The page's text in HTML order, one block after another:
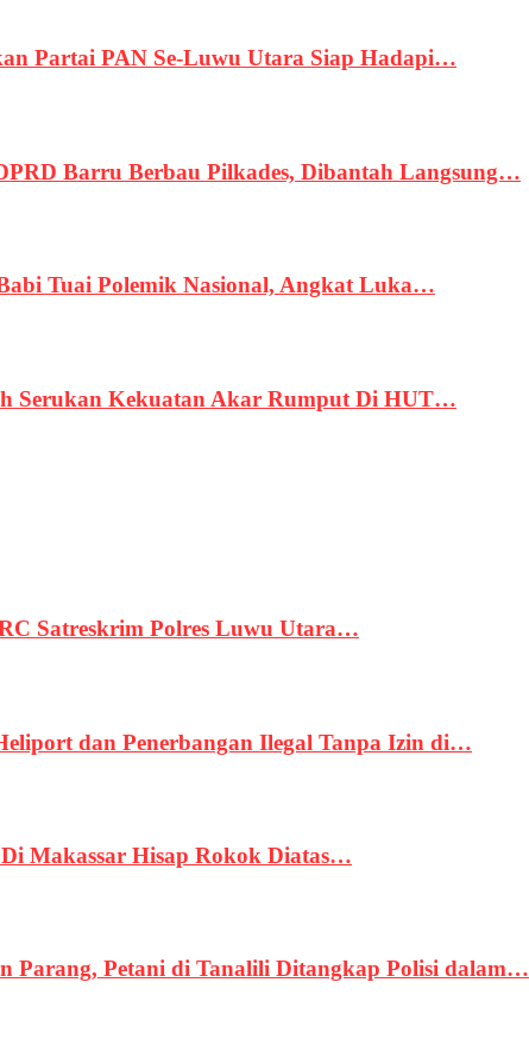
Partai PAN Se-Luwu Utara Siap Hadapi…
Barru Berbau Pilkades, Dibantah Langsung…
Tuai Polemik Nasional, Angkat Luka…
Serukan Kekuatan Akar Rumput Di HUT…
Satreskrim Polres Luwu Utara…
dan Penerbangan Ilegal Tanpa Izin di…
Makassar Hisap Rokok Diatas…
Parang, Petani di Tanalili Ditangkap Polisi dalam…